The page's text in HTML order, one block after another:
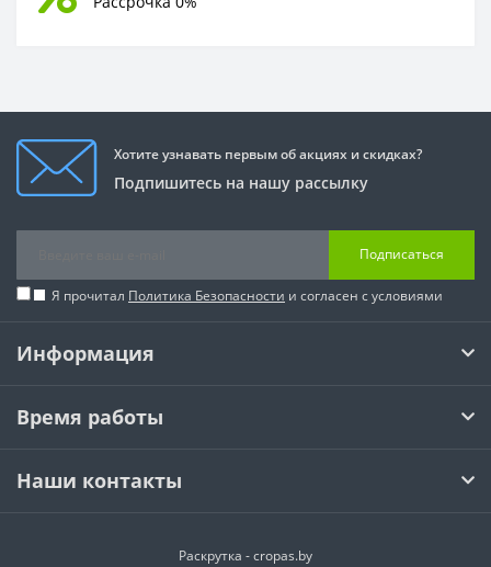
Хотите узнавать первым об акциях и скидках?
Подпишитесь на нашу рассылку
Подписаться
Я прочитал Политика Безопасности и согласен с условиями
Информация
Время работы
Наши контакты
Раскрутка -cropas.by